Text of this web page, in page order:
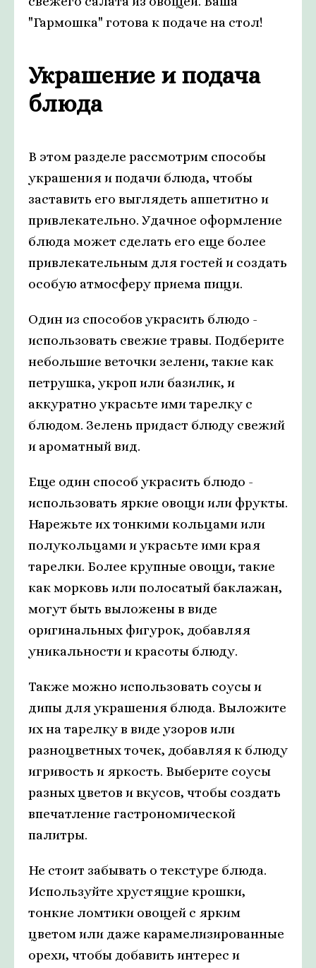
"Гармошка" готова к подаче на стол!
Украшение и подача
блюда
В этом разделе рассмотрим способы
украшения и подачи блюда, чтобы
заставить его выглядеть аппетитно и
привлекательно. Удачное оформление
блюда может сделать его еще более
привлекательным для гостей и создать
особую атмосферу приема пищи.
Один из способов украсить блюдо -
использовать свежие травы. Подберите
небольшие веточки зелени, такие как
петрушка, укроп или базилик, и
аккуратно украсьте ими тарелку с
блюдом. Зелень придаст блюду свежий
и ароматный вид.
Еще один способ украсить блюдо -
использовать яркие овощи или фрукты.
Нарежьте их тонкими кольцами или
полукольцами и украсьте ими края
тарелки. Более крупные овощи, такие
как морковь или полосатый баклажан,
могут быть выложены в виде
оригинальных фигурок, добавляя
уникальности и красоты блюду.
Также можно использовать соусы и
дипы для украшения блюда. Выложите
их на тарелку в виде узоров или
разноцветных точек, добавляя к блюду
игривость и яркость. Выберите соусы
разных цветов и вкусов, чтобы создать
впечатление гастрономической
палитры.
Не стоит забывать о текстуре блюда.
Используйте хрустящие крошки,
тонкие ломтики овощей с ярким
цветом или даже карамелизированные
орехи, чтобы добавить интерес и